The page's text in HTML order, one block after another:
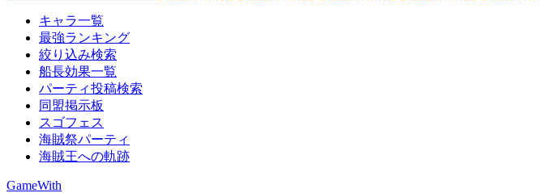
キャラ一覧
最強ランキング
絞り込み検索
船長効果一覧
パーティ投稿検索
同盟掲示板
スゴフェス
海賊祭パーティ
海賊王への軌跡
GameWith